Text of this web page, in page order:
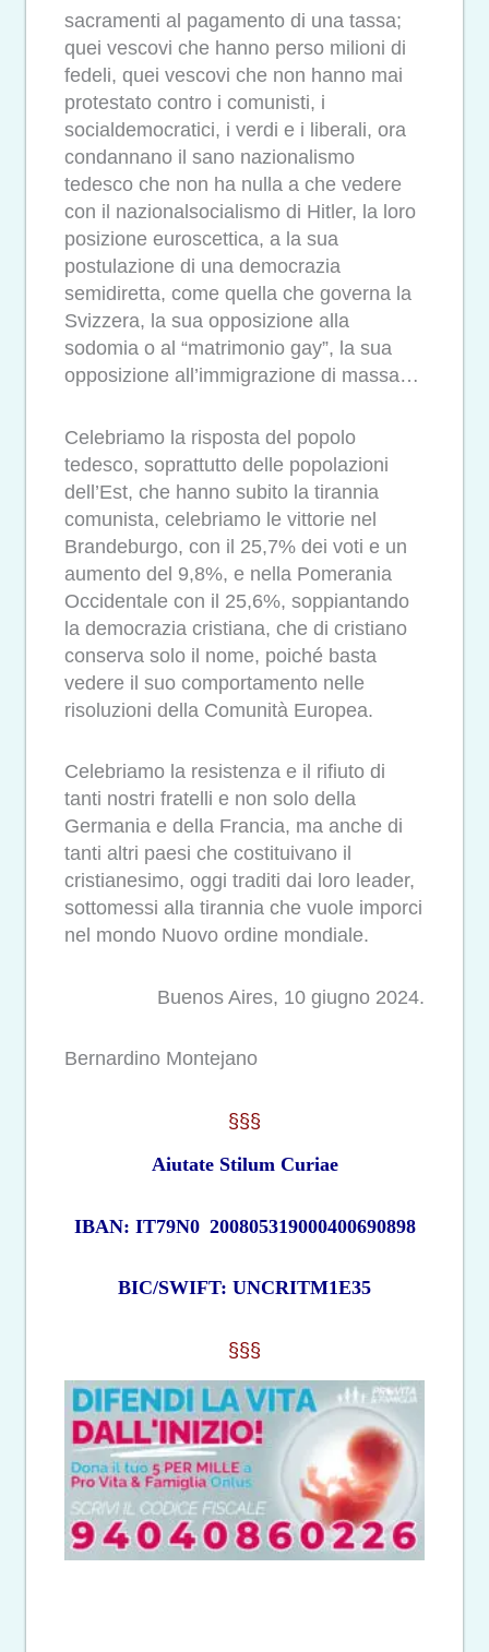
sacramenti al pagamento di una tassa;
quei vescovi che hanno perso milioni di
fedeli, quei vescovi che non hanno mai
protestato contro i comunisti, i
socialdemocratici, i verdi e i liberali, ora
condannano il sano nazionalismo
tedesco che non ha nulla a che vedere
con il nazionalsocialismo di Hitler, la loro
posizione euroscettica, a la sua
postulazione di una democrazia
semidiretta, come quella che governa la
Svizzera, la sua opposizione alla
sodomia o al “matrimonio gay”, la sua
opposizione all’immigrazione di massa…
Celebriamo la risposta del popolo
tedesco, soprattutto delle popolazioni
dell’Est, che hanno subito la tirannia
comunista, celebriamo le vittorie nel
Brandeburgo, con il 25,7% dei voti e un
aumento del 9,8%, e nella Pomerania
Occidentale con il 25,6%, soppiantando
la democrazia cristiana, che di cristiano
conserva solo il nome, poiché basta
vedere il suo comportamento nelle
risoluzioni della Comunità Europea.
Celebriamo la resistenza e il rifiuto di
tanti nostri fratelli e non solo della
Germania e della Francia, ma anche di
tanti altri paesi che costituivano il
cristianesimo, oggi traditi dai loro leader,
sottomessi alla tirannia che vuole imporci
nel mondo Nuovo ordine mondiale.
Buenos Aires, 10 giugno 2024.
Bernardino Montejano
§§§
Aiutate Stilum Curiae
IBAN: IT79N0 200805319000400690898
BIC/SWIFT: UNCRITM1E35
§§§